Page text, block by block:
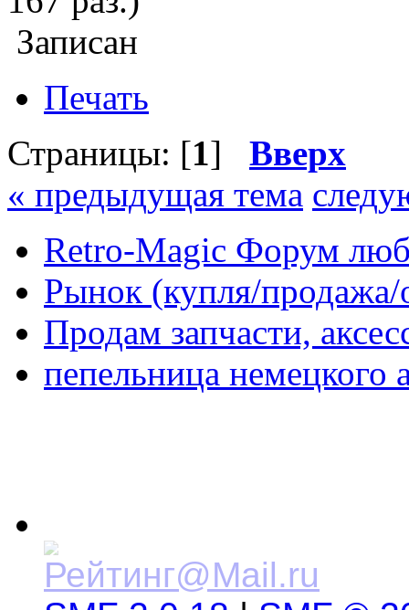
Записан
Печать
Страницы: [1] Вверх
« предыдущая тема
Retro-Magic Форум
Рынок (купля/продажа/
Продам запчасти,
пепельница немецкого